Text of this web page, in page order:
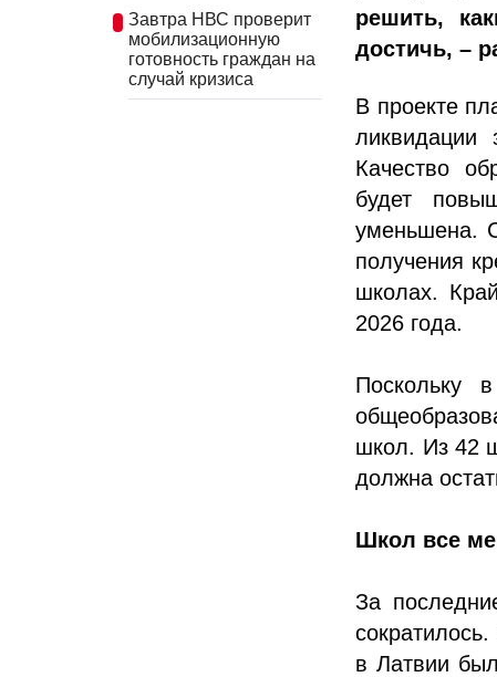
Завтра НВС проверит
мобилизационную
готовность граждан на
случай кризиса
решить,
достичь, –
В проекте
ликвидации
Качество
будет
уменьшена.
получения
школах.
2026 года.
Поскольку
школ. Из 42
должна
Школ все
За
в Латвии